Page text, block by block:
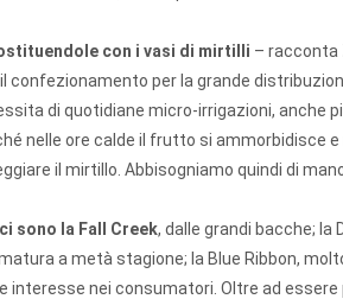
con i vasi di mirtilli – racconta
confezionamento per la grande
di quotidiane micro-irrigazioni, anche
nelle ore calde il frutto si ammorbidisce
il mirtillo. Abbisogniamo quindi di
sono la Fall Creek, dalle grandi bacche; la
a metà stagione; la Blue Ribbon,
nei consumatori. Oltre ad